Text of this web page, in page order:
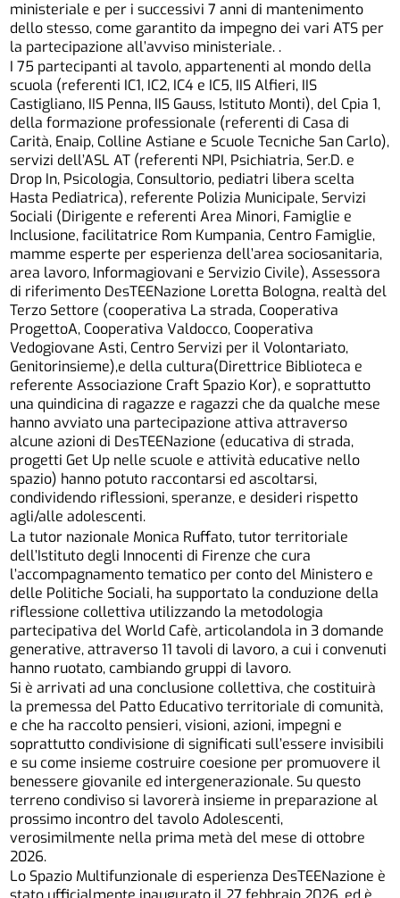
ministeriale e per i successivi 7 anni di mantenimento
dello stesso, come garantito da impegno dei vari ATS per
la partecipazione all’avviso ministeriale. .
I 75 partecipanti al tavolo, appartenenti al mondo della
scuola (referenti IC1, IC2, IC4 e IC5, IIS Alfieri, IIS
Castigliano, IIS Penna, IIS Gauss, Istituto Monti), del Cpia 1,
della formazione professionale (referenti di Casa di
Carità, Enaip, Colline Astiane e Scuole Tecniche San Carlo),
servizi dell’ASL AT (referenti NPI, Psichiatria, Ser.D. e
Drop In, Psicologia, Consultorio, pediatri libera scelta
Hasta Pediatrica), referente Polizia Municipale, Servizi
Sociali (Dirigente e referenti Area Minori, Famiglie e
Inclusione, facilitatrice Rom Kumpania, Centro Famiglie,
mamme esperte per esperienza dell’area sociosanitaria,
area lavoro, Informagiovani e Servizio Civile), Assessora
di riferimento DesTEENazione Loretta Bologna, realtà del
Terzo Settore (cooperativa La strada, Cooperativa
ProgettoA, Cooperativa Valdocco, Cooperativa
Vedogiovane Asti, Centro Servizi per il Volontariato,
Genitorinsieme),e della cultura(Direttrice Biblioteca e
referente Associazione Craft Spazio Kor), e soprattutto
una quindicina di ragazze e ragazzi che da qualche mese
hanno avviato una partecipazione attiva attraverso
alcune azioni di DesTEENazione (educativa di strada,
progetti Get Up nelle scuole e attività educative nello
spazio) hanno potuto raccontarsi ed ascoltarsi,
condividendo riflessioni, speranze, e desideri rispetto
agli/alle adolescenti.
La tutor nazionale Monica Ruffato, tutor territoriale
dell’Istituto degli Innocenti di Firenze che cura
l’accompagnamento tematico per conto del Ministero e
delle Politiche Sociali, ha supportato la conduzione della
riflessione collettiva utilizzando la metodologia
partecipativa del World Cafè, articolandola in 3 domande
generative, attraverso 11 tavoli di lavoro, a cui i convenuti
hanno ruotato, cambiando gruppi di lavoro.
Si è arrivati ad una conclusione collettiva, che costituirà
la premessa del Patto Educativo territoriale di comunità,
e che ha raccolto pensieri, visioni, azioni, impegni e
soprattutto condivisione di significati sull’essere invisibili
e su come insieme costruire coesione per promuovere il
benessere giovanile ed intergenerazionale. Su questo
terreno condiviso si lavorerà insieme in preparazione al
prossimo incontro del tavolo Adolescenti,
verosimilmente nella prima metà del mese di ottobre
2026.
Lo Spazio Multifunzionale di esperienza DesTEENazione è